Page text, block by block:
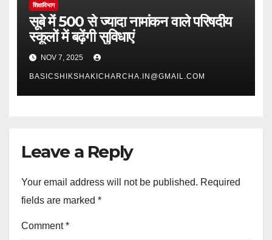
शिक्षाविभाग
सूबे में 500 से ज्यादा नामांकन वाले परिषदीय
स्कूलों में बढ़ेंगी सुविधाएं
NOV 7, 2025
BASICSHIKSHAKICHARCHA.IN@GMAIL.COM
Leave a Reply
Your email address will not be published. Required
fields are marked *
Comment*